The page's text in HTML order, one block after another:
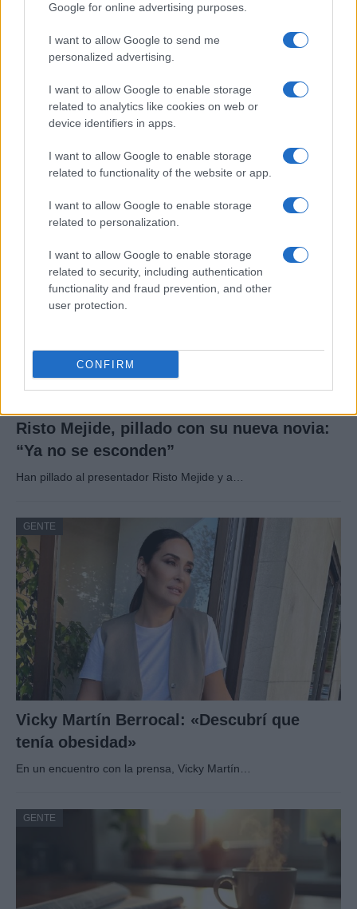
Google for online advertising purposes.
I want to allow Google to send me
personalized advertising.
I want to allow Google to enable storage
related to analytics like cookies on web or
device identifiers in apps.
I want to allow Google to enable storage
related to functionality of the website or app.
I want to allow Google to enable storage
related to personalization.
I want to allow Google to enable storage
related to security, including authentication
functionality and fraud prevention, and other
user protection.
CONFIRM
Senado: «Voy a ir»
Risto Mejide, pillado con su nueva novia:
“Ya no se esconden”
Han pillado al presentador Risto Mejide y a…
GENTE
Vicky Martín Berrocal: «Descubrí que
tenía obesidad»
En un encuentro con la prensa, Vicky Martín…
GENTE